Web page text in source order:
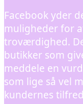
Facebook yder
muligheder for
troværdighed.
butikker som
meddele en
som lige så vel
kundernes